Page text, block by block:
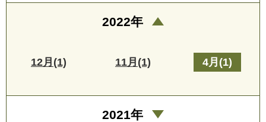
2022年
12月(1) 11月(1) 4月(1)
2021年